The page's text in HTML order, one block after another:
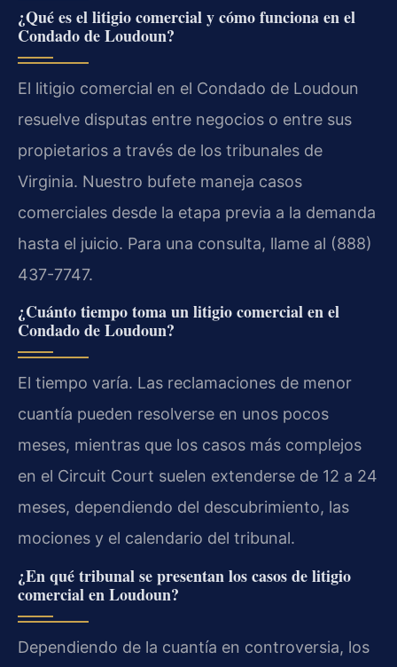
¿Qué es el litigio comercial y cómo funciona en el
Condado de Loudoun?
El litigio comercial en el Condado de Loudoun
resuelve disputas entre negocios o entre sus
propietarios a través de los tribunales de
Virginia. Nuestro bufete maneja casos
comerciales desde la etapa previa a la demanda
hasta el juicio. Para una consulta, llame al (888)
437-7747.
¿Cuánto tiempo toma un litigio comercial en el
Condado de Loudoun?
El tiempo varía. Las reclamaciones de menor
cuantía pueden resolverse en unos pocos
meses, mientras que los casos más complejos
en el Circuit Court suelen extenderse de 12 a 24
meses, dependiendo del descubrimiento, las
mociones y el calendario del tribunal.
¿En qué tribunal se presentan los casos de litigio
comercial en Loudoun?
Dependiendo de la cuantía en controversia, los